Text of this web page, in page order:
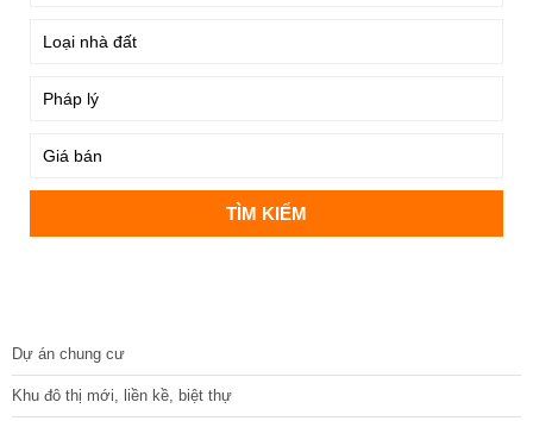
Dự án chung cư
Khu đô thị mới, liền kề, biệt thự